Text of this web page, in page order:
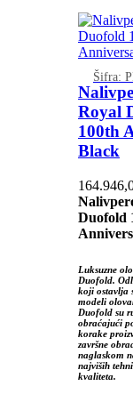
Šifra:
Royal
100th
Black
Duofold
Luksuzne
Duofold.
koji ostavlja
modeli
Duofold su
obraćajući
korake
završne
naglaskom
najviših
kvaliteta.